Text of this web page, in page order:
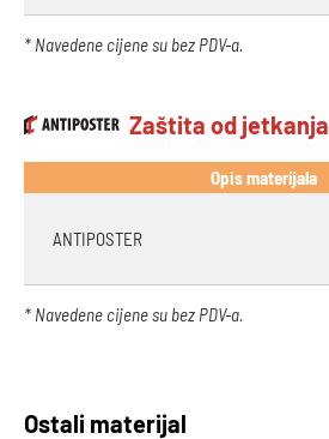
* Navedene cijene su bez PDV-a.
Zaštita od jetkanja
Opis materijala
ANTIPOSTER
* Navedene cijene su bez PDV-a.
Ostali materijal